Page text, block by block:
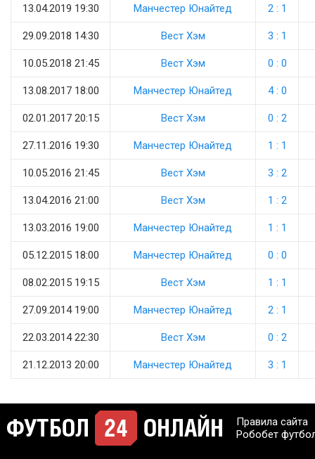
13.04.2019 19:30 Манчестер Юнайтед 2 : 1
29.09.2018 14:30 Вест Хэм 3 : 1
10.05.2018 21:45 Вест Хэм 0 : 0
13.08.2017 18:00 Манчестер Юнайтед 4 : 0
02.01.2017 20:15 Вест Хэм 0 : 2
27.11.2016 19:30 Манчестер Юнайтед 1 : 1
10.05.2016 21:45 Вест Хэм 3 : 2
13.04.2016 21:00 Вест Хэм 1 : 2
13.03.2016 19:00 Манчестер Юнайтед 1 : 1
05.12.2015 18:00 Манчестер Юнайтед 0 : 0
08.02.2015 19:15 Вест Хэм 1 : 1
27.09.2014 19:00 Манчестер Юнайтед 2 : 1
22.03.2014 22:30 Вест Хэм 0 : 2
21.12.2013 20:00 Манчестер Юнайтед 3 : 1
Правила сайта
Робобет